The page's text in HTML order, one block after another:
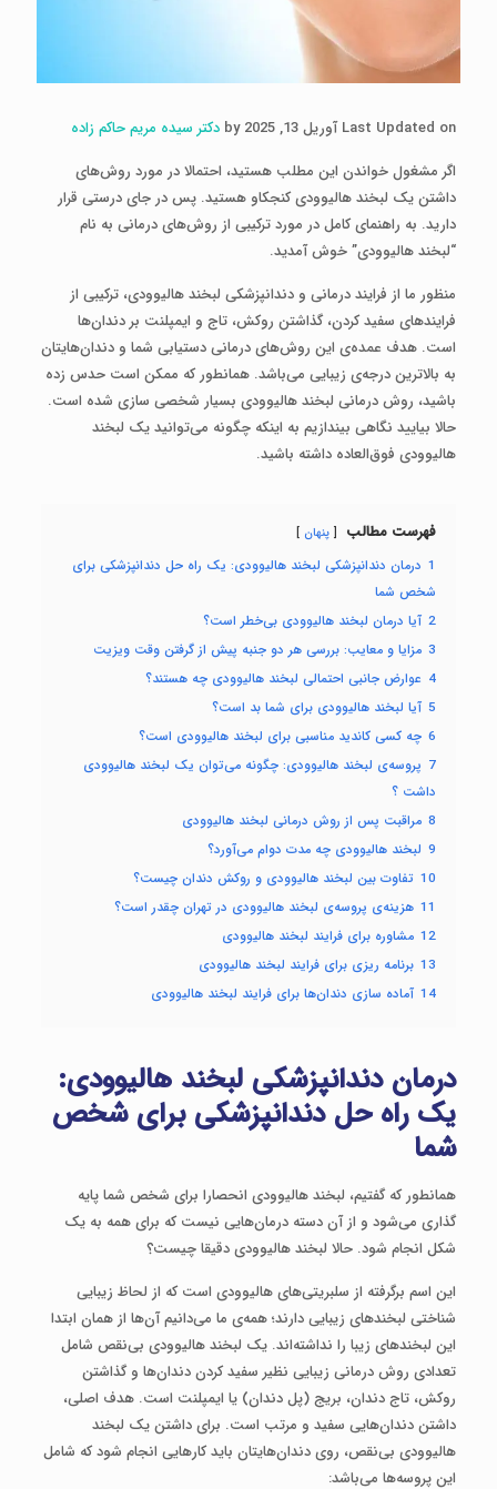
Last Updated on آوریل 13, 2025 by
دکتر سیده مریم حاکم زاده
اگر مشغول خواندن این مطلب هستید، احتمالا در مورد روش‌های
داشتن یک لبخند هالیوودی کنجکاو هستید. پس در جای درستی قرار
دارید. به راهنمای کامل در مورد ترکیبی از روش‌های درمانی به نام
“لبخند هالیوودی” خوش آمدید.
منظور ما از فرایند درمانی و دندانپزشکی لبخند هالیوودی، ترکیبی از
فرایندهای سفید کردن، گذاشتن روکش، تاج و ایمپلنت بر دندان‌ها
است. هدف عمده‌ی این روش‌های درمانی دستیابی شما و دندان‌هایتان
به بالاترین درجه‌ی زیبایی می‌باشد. همانطور که ممکن است حدس زده
باشید، روش درمانی لبخند هالیوودی بسیار شخصی سازی شده است.
حالا بیایید نگاهی بیندازیم به اینکه چگونه می‌توانید یک لبخند
هالیوودی فوق‌العاده داشته باشید.
فهرست مطالب پنهان
1 درمان دندانپزشکی لبخند هالیوودی: یک راه حل دندانپزشکی برای
شخص شما
2 آیا درمان لبخند هالیوودی بی‌خطر است؟
3 مزایا و معایب: بررسی هر دو جنبه پیش از گرفتن وقت ویزیت
4 عوارض جانبی احتمالی لبخند هالیوودی چه هستند؟
5 آیا لبخند هالیوودی برای شما بد است؟
6 چه کسی کاندید مناسبی برای لبخند هالیوودی است؟
7 پروسه‌ی لبخند هالیوودی: چگونه می‌توان یک لبخند هالیوودی
داشت ؟
8 مراقبت پس از روش درمانی لبخند هالیوودی
9 لبخند هالیوودی چه مدت دوام می‌آورد؟
10 تفاوت بین لبخند هالیوودی و روکش دندان چیست؟
11 هزینه‌ی پروسه‌ی لبخند هالیوودی در تهران چقدر است؟
12 مشاوره برای فرایند لبخند هالیوودی
13 برنامه ریزی برای فرایند لبخند هالیوودی
14 آماده سازی دندان‌ها برای فرایند لبخند هالیوودی
درمان دندانپزشکی لبخند هالیوودی:
یک راه حل دندانپزشکی برای شخص
شما
همانطور که گفتیم، لبخند هالیوودی انحصارا برای شخص شما پایه
گذاری می‌شود و از آن دسته درمان‌هایی نیست که برای همه به یک
شکل انجام شود. حالا لبخند هالیوودی دقیقا چیست؟
این اسم برگرفته از سلبریتی‌های هالیوودی است که از لحاظ زیبایی
شناختی لبخندهای زیبایی دارند؛ همه‌ی ما می‌دانیم آن‌ها از همان ابتدا
این لبخندهای زیبا را نداشته‌اند. یک لبخند هالیوودی بی‌نقص شامل
تعدادی روش درمانی زیبایی نظیر سفید کردن دندان‌ها و گذاشتن
روکش، تاج دندان، بریج (پل دندان) یا ایمپلنت است. هدف اصلی،
داشتن دندان‌هایی سفید و مرتب است. برای داشتن یک لبخند
هالیوودی بی‌نقص، روی دندان‌هایتان باید کارهایی انجام شود که شامل
این پروسه‌ها می‌باشد: